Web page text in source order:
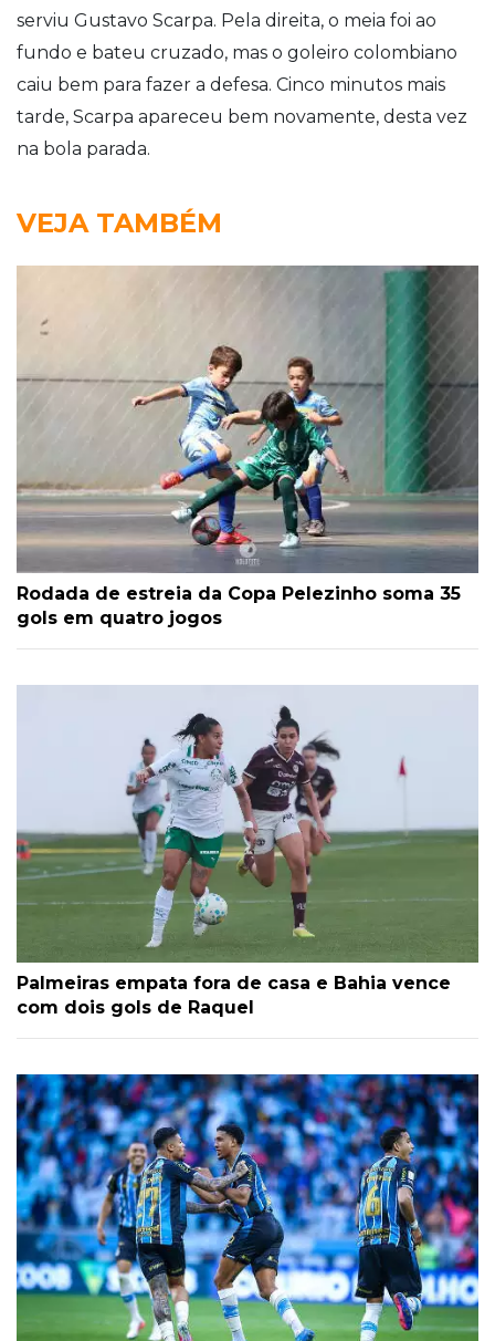
serviu Gustavo Scarpa. Pela direita, o meia foi ao
fundo e bateu cruzado, mas o goleiro colombiano
caiu bem para fazer a defesa. Cinco minutos mais
tarde, Scarpa apareceu bem novamente, desta vez
na bola parada.
VEJA TAMBÉM
Rodada de estreia da Copa Pelezinho soma 35
gols em quatro jogos
Palmeiras empata fora de casa e Bahia vence
com dois gols de Raquel